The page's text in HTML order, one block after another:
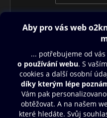
Obsah ke stažení
Moje O2 Knihovna
Další zábava